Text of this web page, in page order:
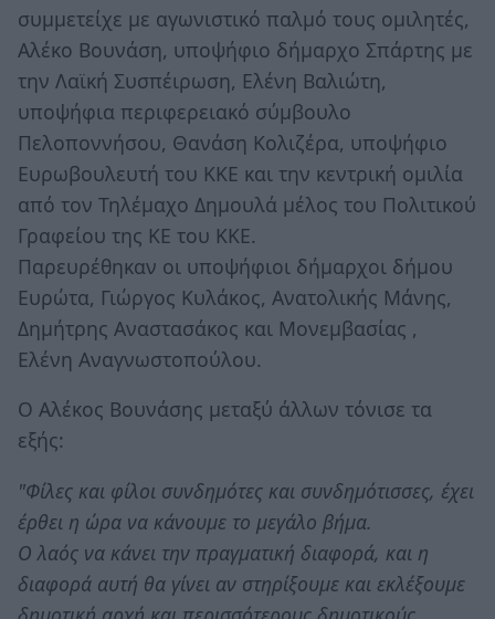
συμμετείχε με αγωνιστικό παλμό τους ομιλητές,
Αλέκο Βουνάση, υποψήφιο δήμαρχο Σπάρτης με
την Λαϊκή Συσπέιρωση, Ελένη Βαλιώτη,
υποψήφια περιφερειακό σύμβουλο
Πελοποννήσου, Θανάση Κολιζέρα, υποψήφιο
Ευρωβουλευτή του ΚΚΕ και την κεντρική ομιλία
από τον Τηλέμαχο Δημουλά μέλος του Πολιτικού
Γραφείου της ΚΕ του ΚΚΕ.
Παρευρέθηκαν οι υποψήφιοι δήμαρχοι δήμου
Ευρώτα, Γιώργος Κυλάκος, Ανατολικής Μάνης,
Δημήτρης Αναστασάκος και Μονεμβασίας ,
Ελένη Αναγνωστοπούλου.
Ο Αλέκος Βουνάσης μεταξύ άλλων τόνισε τα
εξής:
"Φίλες και φίλοι συνδημότες και συνδημότισσες, έχει
έρθει η ώρα να κάνουμε το μεγάλο βήμα.
Ο λαός να κάνει την πραγματική διαφορά, και η
διαφορά αυτή θα γίνει αν στηρίξουμε και εκλέξουμε